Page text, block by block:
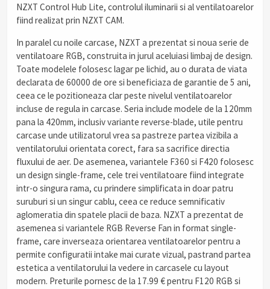
NZXT Control Hub Lite, controlul iluminarii si al ventilatoarelor
fiind realizat prin NZXT CAM.
In paralel cu noile carcase, NZXT a prezentat si noua serie de
ventilatoare RGB, construita in jurul aceluiasi limbaj de design.
Toate modelele folosesc lagar pe lichid, au o durata de viata
declarata de 60000 de ore si beneficiaza de garantie de 5 ani,
ceea ce le pozitioneaza clar peste nivelul ventilatoarelor
incluse de regula in carcase. Seria include modele de la 120mm
pana la 420mm, inclusiv variante reverse-blade, utile pentru
carcase unde utilizatorul vrea sa pastreze partea vizibila a
ventilatorului orientata corect, fara sa sacrifice directia
fluxului de aer. De asemenea, variantele F360 si F420 folosesc
un design single-frame, cele trei ventilatoare fiind integrate
intr-o singura rama, cu prindere simplificata in doar patru
suruburi si un singur cablu, ceea ce reduce semnificativ
aglomeratia din spatele placii de baza. NZXT a prezentat de
asemenea si variantele RGB Reverse Fan in format single-
frame, care inverseaza orientarea ventilatoarelor pentru a
permite configuratii intake mai curate vizual, pastrand partea
estetica a ventilatorului la vedere in carcasele cu layout
modern. Preturile pornesc de la 17.99 € pentru F120 RGB si